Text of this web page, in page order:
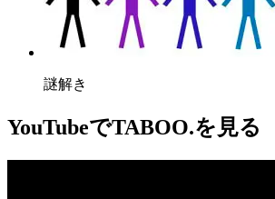
謎解き
YouTubeでTABOO.を見る